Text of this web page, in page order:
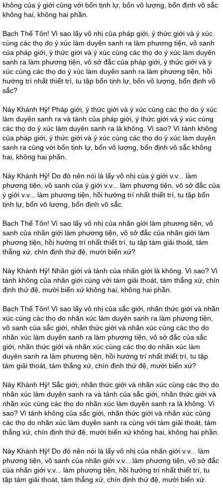
không của ý giới cùng với bốn tịnh lự, bốn vô lượng, bốn định vô sắc
không hai, không hai phần.
Bạch Thế Tôn! Vì sao lấy vô nhị của pháp giới, ý thức giới và ý xúc
cùng các thọ do ý xúc làm duyên sanh ra làm phương tiện, vô sanh
của pháp giới, ý thức giới và ý xúc cùng các thọ do ý xúc làm duyên
sanh ra làm phương tiện, vô sở đắc của pháp giới, ý thức giới và ý
xúc cùng các thọ do ý xúc làm duyên sanh ra làm phương tiện, hồi
hướng trí nhất thiết trí, tu tập bốn tịnh lự, bốn vô lượng, bốn định vô
sắc?
Này Khánh Hỷ! Pháp giới, ý thức giới và ý xúc cùng các thọ do ý xúc
làm duyên sanh ra và tánh của pháp giới, ý thức giới và ý xúc cùng
các thọ do ý xúc làm duyên sanh ra là không. Vì sao? Vì tánh không
của pháp giới, ý thức giới và ý xúc cùng các thọ do ý xúc làm duyên
sanh ra cùng với bốn tịnh lự, bốn vô lượng, bốn định vô sắc không
hai, không hai phần.
Này Khánh Hỷ! Do đó nên nói là lấy vô nhị của ý giới v.v... làm
phương tiện, vô sanh của ý giới v.v... làm phương tiện, vô sở đắc của
ý giới v.v... làm phương tiện, hồi hướng trí nhất thiết trí, tu tập bốn
tịnh lự, bốn vô lượng, bốn định vô sắc.
Bạch Thế Tôn! Vì sao lấy vô nhị của nhãn giới làm phương tiện, vô
sanh của nhãn giới làm phương tiện, vô sở đắc của nhãn giới làm
phương tiện, hồi hướng trí nhất thiết trí, tu tập tám giải thoát, tám
thắng xứ, chín định thứ đệ, mười biến xứ?
Này Khánh Hỷ! Nhãn giới và tánh của nhãn giới là không. Vì sao? Vì
tánh không của nhãn giới cùng với tám giải thoát, tám thắng xứ, chín
định thứ đệ, mười biến xứ không hai, không hai phần.
Bạch Thế Tôn! Vì sao lấy vô nhị của sắc giới, nhãn thức giới và nhãn
xúc cùng các thọ do nhãn xúc làm duyên sanh ra làm phương tiện,
vô sanh của sắc giới, nhãn thức giới và nhãn xúc cùng các thọ do
nhãn xúc làm duyên sanh ra làm phương tiện, vô sở đắc của sắc
giới, nhãn thức giới và nhãn xúc cùng các thọ do nhãn xúc làm
duyên sanh ra làm phương tiện, hồi hướng trí nhất thiết trí, tu tập
tám giải thoát, tám thắng xứ, chín định thứ đệ, mười biến xứ?
Này Khánh Hỷ! Sắc giới, nhãn thức giới và nhãn xúc cùng các thọ do
nhãn xúc làm duyên sanh ra và tánh của sắc giới, nhãn thức giới và
nhãn xúc cùng các thọ do nhãn xúc làm duyên sanh ra là không. Vì
sao? Vì tánh không của sắc giới, nhãn thức giới và nhãn xúc cùng
các thọ do nhãn xúc làm duyên sanh ra cùng với tám giải thoát, tám
thắng xứ, chín định thứ đệ, mười biến xứ không hai, không hai phần.
Này Khánh Hỷ! Do đó nên nói là lấy vô nhị của nhãn giới v.v... làm
phương tiện, vô sanh của nhãn giới v.v... làm phương tiện, vô sở đắc
của nhãn giới v.v... làm phương tiện, hồi hướng trí nhất thiết trí, tu
tập tám giải thoát, tám thắng xứ, chín định thứ đệ, mười biến xứ.